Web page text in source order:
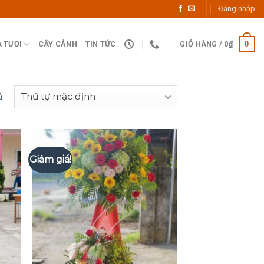
Đăng nhập
TƯƠI CÂY CẢNH TIN TỨC GIỎ HÀNG / 0₫ 0
Giảm giá!